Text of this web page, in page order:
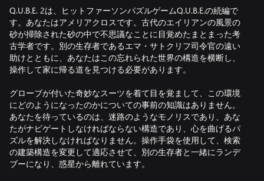
Q.U.B.E. 2は、ヒットファーソンパズルゲームQ.U.B.E.の続編で
す。あなたはアメリアクロスです。古代のエイリアンの風景の
砂が掃除された砂の中で不思議なことに目覚めたまとまった考
古学者です。別の生存者であるエマ・サトクリフ司令官の遠い
助けとともに、あなたはこの忘れられた世界の構造を横断し、
操作して家に帰る道を見つける必要があります。
グローブが付いた奇妙なスーツを着て目を覚まして、この環境
にどのようになったのかについての事前の知識はありません。
あなたを待っているのは、迷路のようなモノリスであり、あな
たがナビゲートしなければならない構造であり、心を曲げるパ
ズルを解決しなければなりません。操作手袋を使用して、検索
の建築構造を変更して適応させて、別の生存者と一緒にランデ
ブーになり、惑星から離れています。